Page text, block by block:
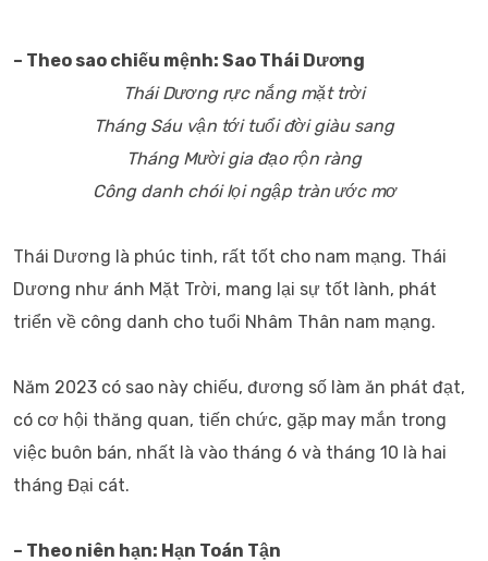
– Theo sao chiếu mệnh: Sao Thái Dương
Thái Dương rực nắng mặt trời
Tháng Sáu vận tới tuổi đời giàu sang
Tháng Mười gia đạo rộn ràng
Công danh chói lọi ngập tràn ước mơ
Thái Dương là phúc tinh, rất tốt cho nam mạng. Thái
Dương như ánh Mặt Trời, mang lại sự tốt lành, phát
triển về công danh cho tuổi Nhâm Thân nam mạng.
Năm 2023 có sao này chiếu, đương số làm ăn phát đạt,
có cơ hội thăng quan, tiến chức, gặp may mắn trong
việc buôn bán, nhất là vào tháng 6 và tháng 10 là hai
tháng Đại cát.
– Theo niên hạn: Hạn Toán Tận